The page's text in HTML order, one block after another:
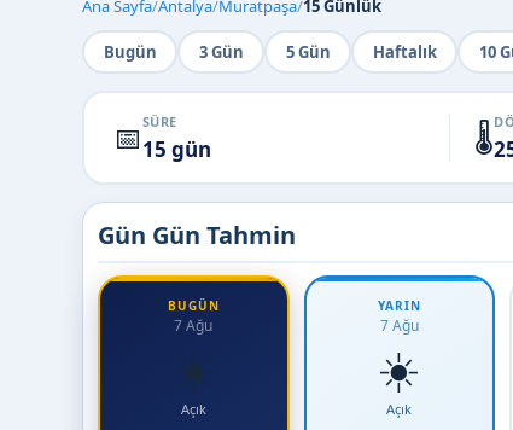
Ana Sayfa/Antalya/Muratpaşa/15 Günlük
Bugün 3 Gün 5 Gün Haftalık 10
📅 SÜRE
15 gün 🌡️
Gün Gün Tahmin
BUGÜN
7 Ağu
☀️
Açık
YARIN
7 Ağu
☀️
Açık